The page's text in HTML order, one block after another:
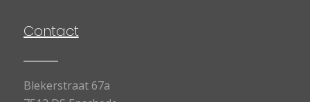
Contact
Blekerstraat 67a